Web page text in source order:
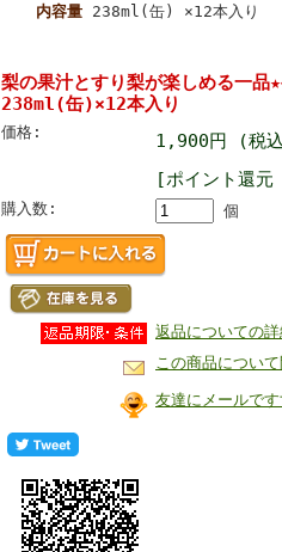
内容量 238ml(缶) ×12本入り
梨の果汁とすり梨が楽しめる一
238ml(缶)×12本入り
価格:
1,900円 (税
[ポイント還
購入数: 個
返品についての
この商品につい
友達にメールで